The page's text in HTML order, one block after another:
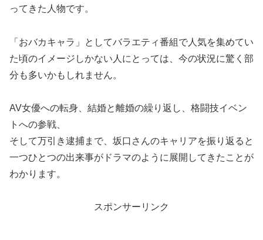
ってきた人物です。
「おバカキャラ」としてバラエティ番組で人気を集めてい
た頃のイメージしかない人にとっては、今の状況に驚く部
分も多いかもしれません。
AV女優への転身、結婚と離婚の繰り返し、格闘技イベン
トへの参戦、
そして万引き逮捕まで、坂口さんのキャリアを振り返ると
一つひとつの出来事がドラマのように展開してきたことが
わかります。
スポンサーリンク